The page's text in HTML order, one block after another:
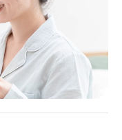
Gigi Lutsinar: Sesuai
penyelesaian moden dan
dengan kemudahan
hasil yang lebih cepat.